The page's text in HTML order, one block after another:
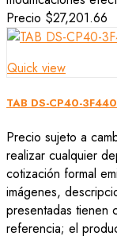
Precio $27,201.66
Quick view
TAB DS-CP40-
Precio sujeto a
realizar cualquier
cotización formal
imágenes,
presentadas tienen
referencia; el